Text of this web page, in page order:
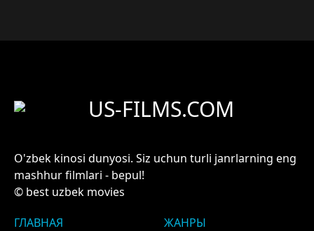
US-FILMS.COM
O'zbek kinosi dunyosi. Siz uchun turli janrlarning eng
mashhur filmlari - bepul!
© best uzbek movies
ГЛАВНАЯ
ЖАНРЫ